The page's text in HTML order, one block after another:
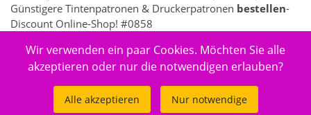
Günstigere Tintenpatronen & Druckerpatronen bestellen-
Discount Online-Shop! #0858
5261 - Elektronik > Drucken, Kopieren, Scannen & Faxen >
Zubehör Drucker, Kopierer & Faxgeräte > Drucker-
Wir verwenden ein paar Cookies. Möchten Sie alle
akzeptieren oder nur die notwendigen erlauben?
Alle akzeptieren Nur notwendige